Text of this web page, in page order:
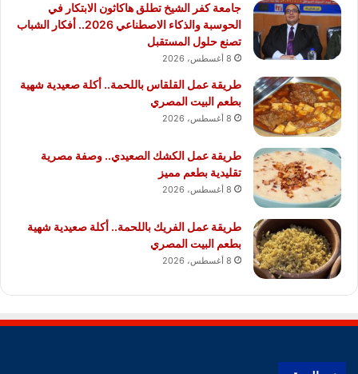
جامعة كفر الشيخ تطلق هاكاثون الابتكار في
الحوسبة والذكاء الاصطناعي 2026.. أفكار الشباب
تصنع حلول المستقبل
8 أغسطس، 2026
طريقة عمل القلقاس باللحمة.. أكلة صعيدية شهية
بطعم البيت المصري
8 أغسطس، 2026
طريقة عمل الكشك الصعيدي.. وصفة مصرية
تقليدية بطعم مميز
8 أغسطس، 2026
طريقة عمل الفريك باللحمة.. أكلة صعيدية شهية
بطعم البيت المصري
8 أغسطس، 2026